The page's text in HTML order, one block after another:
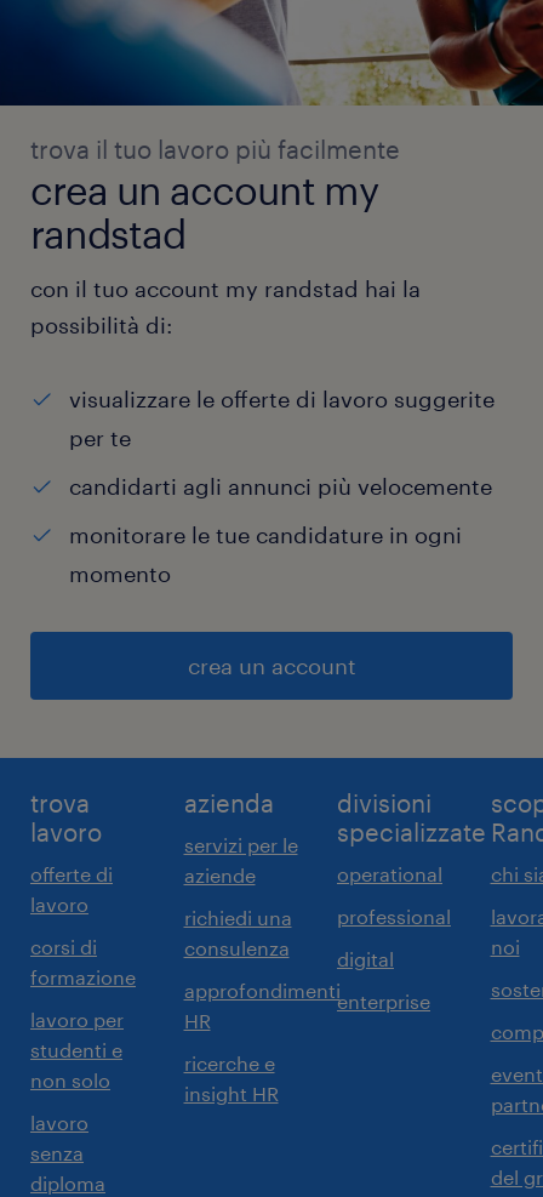
trova il tuo lavoro più facilmente
crea un account my
randstad
con il tuo account my randstad hai la
possibilità di:
visualizzare le offerte di lavoro suggerite
per te
candidarti agli annunci più velocemente
monitorare le tue candidature in ogni
momento
crea un account
trova
lavoro
offerte di
lavoro
corsi di
formazione
lavoro per
studenti e
non solo
lavoro
senza
diploma
azienda
servizi per le
aziende
richiedi una
consulenza
approfondimenti
HR
ricerche e
insight HR
divisioni
specializzate
operational
professional
digital
enterprise
chi
noi
del